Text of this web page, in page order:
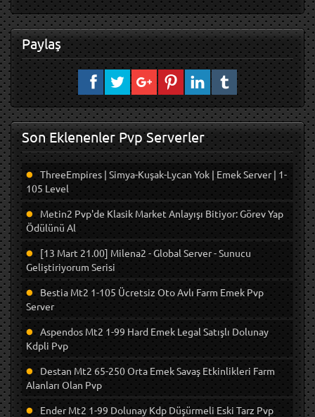
Paylaş
Son Eklenenler Pvp Serverler
ThreeEmpires | Simya-Kuşak-Lycan Yok | Emek Server | 1-
105 Level
Metin2 Pvp'de Klasik Market Anlayışı Bitiyor: Görev Yap
Ödülünü Al
[13 Mart 21.00] Milena2 - Global Server - Sunucu
Geliştiriyorum Serisi
Bestia Mt2 1-105 Ücretsiz Oto Avlı Farm Emek Pvp
Server
Aspendos Mt2 1-99 Hard Emek Legal Satışlı Dolunay
Kdpli Pvp
Destan Mt2 65-250 Orta Emek Savaş Etkinlikleri Farm
Alanları Olan Pvp
Ender Mt2 1-99 Dolunay Kdp Düşürmeli Eski Tarz Pvp